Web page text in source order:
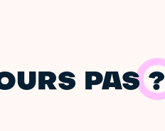
PAS ?